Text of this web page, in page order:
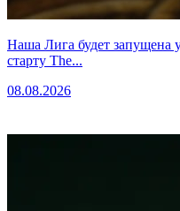
Наша Лига будет запущена
старту The...
08.08.2026